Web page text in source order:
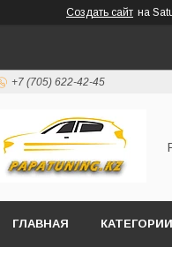
Создать сайт на
+7 (705) 622-42-45
ГЛАВНАЯ